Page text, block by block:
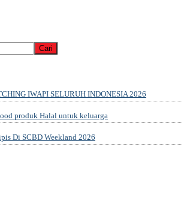
Cari
IWAPI SELURUH INDONESIA 2026
produk Halal untuk keluarga
Di SCBD Weekland 2026